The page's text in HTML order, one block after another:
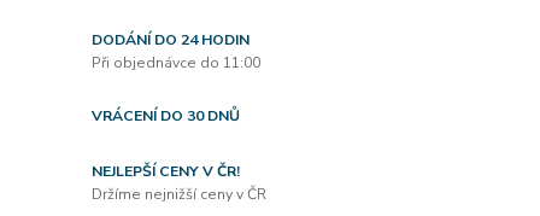
DODÁNÍ DO 24 HODIN
Při objednávce do 11:00
VRÁCENÍ DO 30 DNŮ
NEJLEPŠÍ CENY V ČR!
Držíme nejnižší ceny v ČR